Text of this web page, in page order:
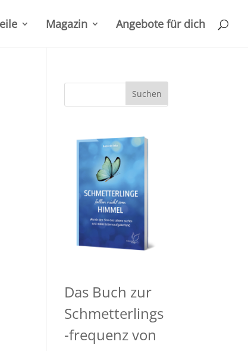
Magazin Angebote für dich
Das Buch zur
Schmetterlings
-frequenz von